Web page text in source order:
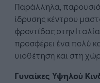
Παράλληλα,
ίδρυσης κέντρου
φροντίδας στην
προσφέρει ένα πολύ
υιοθέτηση και στη
Γυναίκες Υψηλού